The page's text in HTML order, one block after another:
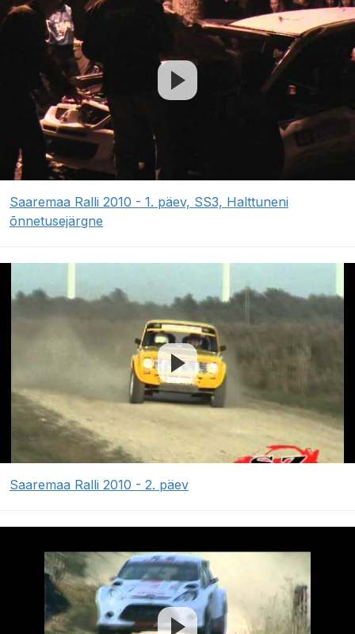
Saaremaa Ralli 2010 - 1. päev, SS3, Halttuneni
õnnetusejärgne
Saaremaa Ralli 2010 - 2. päev